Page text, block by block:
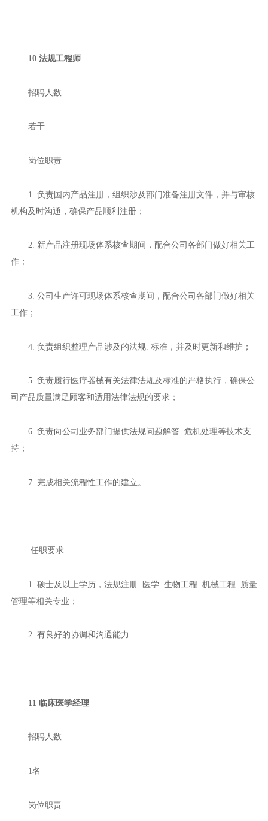
10 法规工程师
招聘人数
若干
岗位职责
1. 负责国内产品注册，组织涉及部门准备注册文件，并与审核
机构及时沟通，确保产品顺利注册；
2. 新产品注册现场体系核查期间，配合公司各部门做好相关工
作；
3. 公司生产许可现场体系核查期间，配合公司各部门做好相关
工作；
4. 负责组织整理产品涉及的法规. 标准，并及时更新和维护；
5. 负责履行医疗器械有关法律法规及标准的严格执行，确保公
司产品质量满足顾客和适用法律法规的要求；
6. 负责向公司业务部门提供法规问题解答. 危机处理等技术支
持；
7. 完成相关流程性工作的建立。
任职要求
1. 硕士及以上学历，法规注册. 医学. 生物工程. 机械工程. 质量
管理等相关专业；
2. 有良好的协调和沟通能力
11 临床医学经理
招聘人数
1名
岗位职责